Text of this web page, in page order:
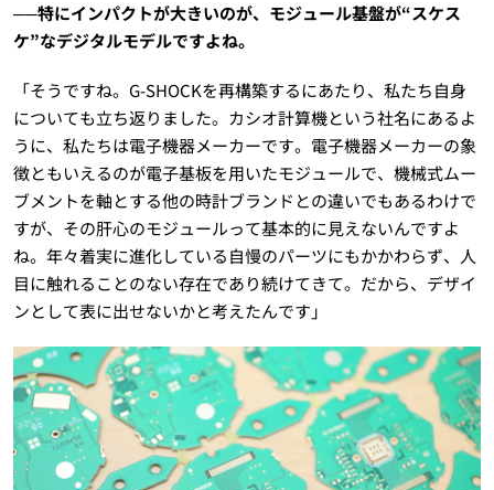
──特にインパクトが大きいのが、モジュール基盤が“スケス
ケ”なデジタルモデルですよね。
「そうですね。G-SHOCKを再構築するにあたり、私たち自身
についても立ち返りました。カシオ計算機という社名にあるよ
うに、私たちは電子機器メーカーです。電子機器メーカーの象
徴ともいえるのが電子基板を用いたモジュールで、機械式ムー
ブメントを軸とする他の時計ブランドとの違いでもあるわけで
すが、その肝心のモジュールって基本的に見えないんですよ
ね。年々着実に進化している自慢のパーツにもかかわらず、人
目に触れることのない存在であり続けてきて。だから、デザイ
ンとして表に出せないかと考えたんです」